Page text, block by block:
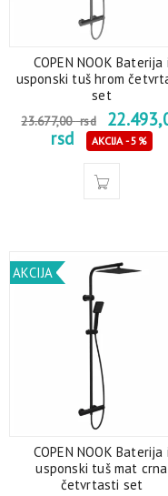
COPEN NOOK Baterija i
usponski tuš hrom
set
23.677,00rsd
rsd
AKCIJA - 5%
AKCIJA
COPEN NOOK Baterija i
usponski tuš mat crna
četvrtasti set